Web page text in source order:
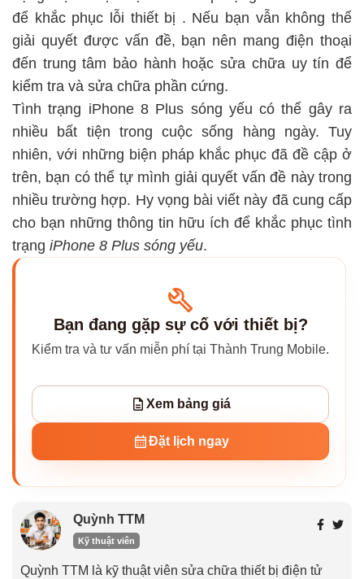
để khắc phục lỗi thiết bị . Nếu bạn vẫn không thể
giải quyết được vấn đề, bạn nên mang điện thoại
đến trung tâm bảo hành hoặc sửa chữa uy tín để
kiểm tra và sửa chữa phần cứng.
Tình trạng iPhone 8 Plus sóng yếu có thể gây ra
nhiều bất tiện trong cuộc sống hàng ngày. Tuy
nhiên, với những biện pháp khắc phục đã đề cập ở
trên, bạn có thể tự mình giải quyết vấn đề này trong
nhiều trường hợp. Hy vọng bài viết này đã cung cấp
cho bạn những thông tin hữu ích để khắc phục tình
trạng iPhone 8 Plus sóng yếu.
Bạn đang gặp sự cố với thiết bị?
Kiểm tra và tư vấn miễn phí tại Thành Trung Mobile.
Xem bảng giá
Đặt lịch ngay
Quỳnh TTM
Kỹ thuật viên
Quỳnh TTM là kỹ thuật viên sửa chữa thiết bị điện tử